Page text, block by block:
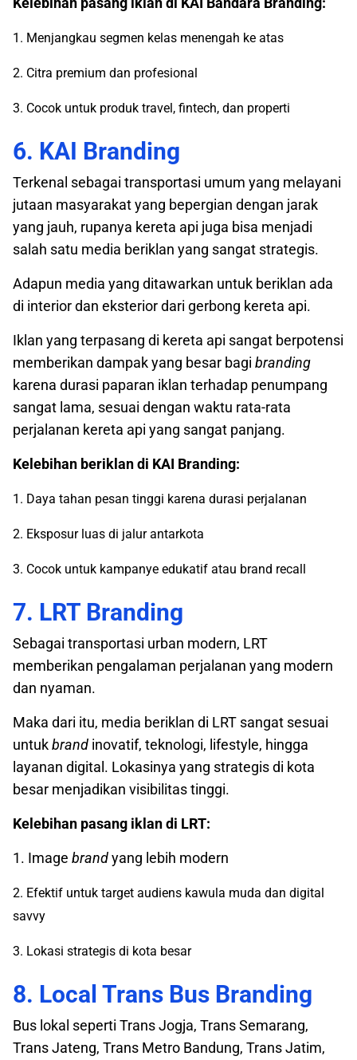
1. Menjangkau segmen kelas menengah ke atas
2. Citra premium dan profesional
3. Cocok untuk produk travel, fintech, dan properti
6. KAI Branding
Terkenal sebagai transportasi umum yang melayani
jutaan masyarakat yang bepergian dengan jarak
yang jauh, rupanya kereta api juga bisa menjadi
salah satu media beriklan yang sangat strategis.
Adapun media yang ditawarkan untuk beriklan ada
di interior dan eksterior dari gerbong kereta api.
Iklan yang terpasang di kereta api sangat berpotensi
memberikan dampak yang besar bagi branding
karena durasi paparan iklan terhadap penumpang
sangat lama, sesuai dengan waktu rata-rata
perjalanan kereta api yang sangat panjang.
Kelebihan beriklan di KAI Branding:
1. Daya tahan pesan tinggi karena durasi perjalanan
2. Eksposur luas di jalur antarkota
3. Cocok untuk kampanye edukatif atau brand recall
7. LRT Branding
Sebagai transportasi urban modern, LRT
memberikan pengalaman perjalanan yang modern
dan nyaman.
Maka dari itu, media beriklan di LRT sangat sesuai
untukbrand inovatif, teknologi, lifestyle, hingga
layanan digital. Lokasinya yang strategis di kota
besar menjadikan visibilitas tinggi.
Kelebihan pasang iklan di LRT:
1. Image brandyang lebih modern
2. Efektif untuk target audiens kawula muda dan digital
savvy
3. Lokasi strategis di kota besar
8. Local Trans Bus Branding
Bus lokal seperti Trans Jogja, Trans Semarang,
Trans Jateng, Trans Metro Bandung, Trans Jatim,